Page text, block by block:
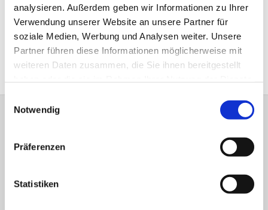
analysieren. Außerdem geben wir Informationen zu Ihrer
Verwendung unserer Website an unsere Partner für
soziale Medien, Werbung und Analysen weiter. Unsere
Partner führen diese Informationen möglicherweise mit
weiteren Daten zusammen, die Sie ihnen bereitgestellt
Einwilligungsauswahl
Notwendig
Präferenzen
Statistiken
Möchten Sie bei einer Taufe in unserer Gemeinde Pate
sein und sind aus einer anderen Gemeinde, benötigen
wir den Patenschein Ihrer Heimatgemeinde. Bitte
wenden Sie sich an das dortige Gemeindebüro.